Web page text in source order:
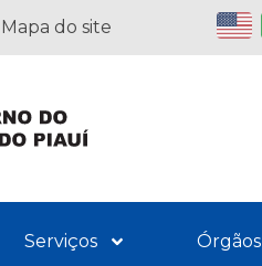
Mapa do site
Serviços Órgãos